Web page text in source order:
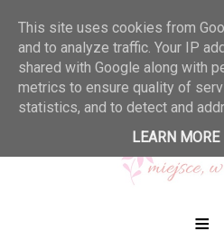
≡
This site uses cookies from
and to analyze traffic. Your IP
shared with Google along with
metrics to ensure quality of
statistics, and to detect and
LEARN MORE